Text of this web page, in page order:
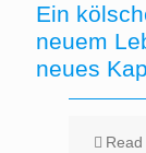
Ein
neuem
neues